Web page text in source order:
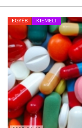
KÖZEL-KELET
AUSZTRÁLIA
A VILÁG ITTHON
EGYÉB KIEMELT